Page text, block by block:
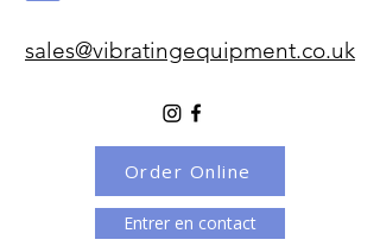
sales@vibratingequipment.co.uk
Entrer en contact
Order Online